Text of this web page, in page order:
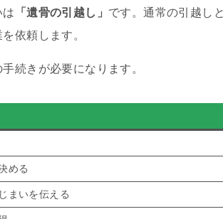
「遺骨の引越し」 です。通常の引越し
依頼します。
続きが必要になります。
める
まいを伝える